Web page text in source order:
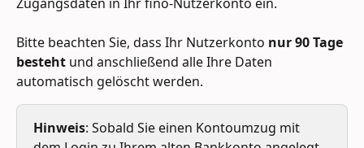
Bitte beachten Sie, dass Ihr Nutzerkonto nur 90 Tage
besteht und anschließend alle Ihre Daten
automatisch gelöscht werden.
Hinweis: Sobald Sie einen Kontoumzug mit